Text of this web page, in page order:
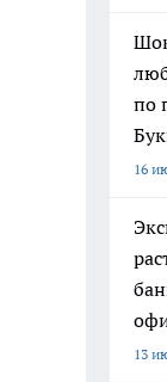
по
16
13